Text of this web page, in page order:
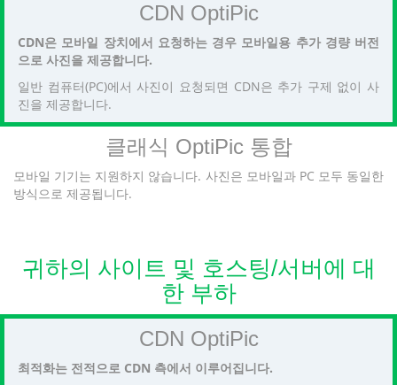
CDN OptiPic
CDN은 모바일 장치에서 요청하는 경우 모바일용 추가 경량 버전
으로 사진을 제공합니다.
일반 컴퓨터(PC)에서 사진이 요청되면 CDN은 추가 구제 없이 사
진을 제공합니다.
클래식 OptiPic 통합
모바일 기기는 지원하지 않습니다. 사진은 모바일과 PC 모두 동일한
방식으로 제공됩니다.
귀하의 사이트 및 호스팅/서버에 대
한 부하
CDN OptiPic
최적화는 전적으로 CDN 측에서 이루어집니다.